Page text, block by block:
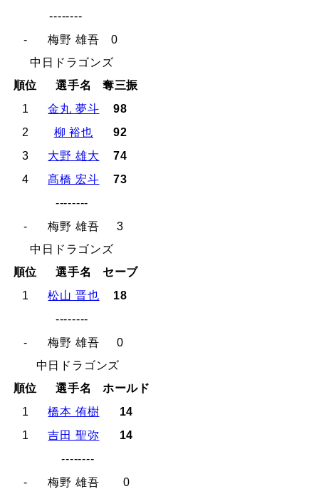
--------
-
梅野 雄吾
0
中日ドラゴンズ
順位
選手名
奪三振
1
金丸 夢斗
98
2
柳 裕也
92
3
大野 雄大
74
4
髙橋 宏斗
73
--------
-
梅野 雄吾
3
中日ドラゴンズ
順位
選手名
セーブ
1
松山 晋也
18
--------
-
梅野 雄吾
0
中日ドラゴンズ
順位
選手名
ホールド
1
橋本 侑樹
14
1
吉田 聖弥
14
--------
-
梅野 雄吾
0